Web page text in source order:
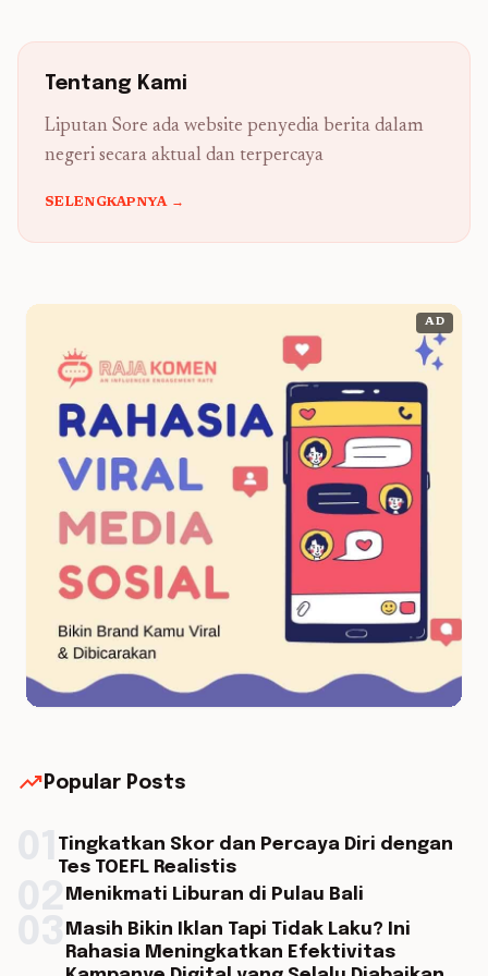
Tentang Kami
Liputan Sore ada website penyedia berita dalam
negeri secara aktual dan terpercaya
SELENGKAPNYA →
AD
trending_up Popular Posts
Tingkatkan Skor dan Percaya Diri dengan
Tes TOEFL Realistis
Menikmati Liburan di Pulau Bali
Masih Bikin Iklan Tapi Tidak Laku? Ini
Rahasia Meningkatkan Efektivitas